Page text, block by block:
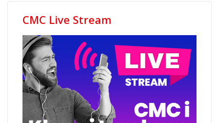
CMC Live Stream